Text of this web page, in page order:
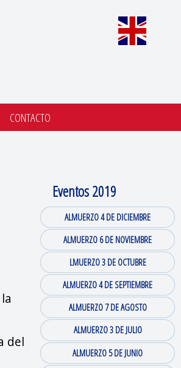
CONTACTO
del
Eventos 2019
ALMUERZO 4 DE DICIEMBRE
ALMUERZO 6 DE NOVIEMBRE
LMUERZO 3 DE OCTUBRE
ALMUERZO 4 DE SEPTIEMBRE
ALMUERZO 7 DE AGOSTO
ALMUERZO 3 DE JULIO
ALMUERZO 5 DE JUNIO